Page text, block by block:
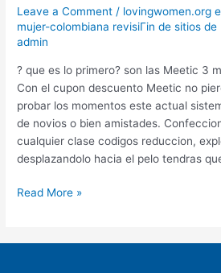
Leave a Comment / lovingwomen.org
mujer-colombiana revisiГіn de sitios
admin
? que es lo primero? son las Meetic 3
Con el cupon descuento Meetic no
probar los momentos este actual
de novios o bien amistades.
cualquier clase codigos reduccion,
desplazandolo hacia el pelo tendras
lo
primero?
son
Meetic
3
momentos
sin
cargo?
Read More »